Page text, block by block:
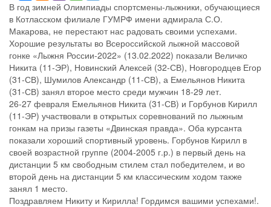
В год зимней Олимпиады спортсмены-лыжники, обучающиеся
в Котласском филиале ГУМРФ имени адмирала С.О.
Макарова, не перестают нас радовать своими успехами.
Хорошие результаты во Всероссийской лыжной массовой
гонке «Лыжня России-2022» (13.02.2022) показали Величко
Никита (11-ЭР), Новинский Алексей (32-СВ), Новгородцев Егор
(31-СВ), Шумилов Александр (11-СВ), а Емельянов Никита
(31-СВ) занял второе место среди мужчин 18-29 лет.
26-27 февраля Емельянов Никита (31-СВ) и Горбунов Кирилл
(11-ЭР) участвовали в открытых соревнований по лыжным
гонкам на призы газеты «Двинская правда». Оба курсанта
показали хороший спортивный уровень. Горбунов Кирилл в
своей возрастной группе (2004-2005 г.р.) в первый день на
дистанции 5 км свободным стилем стал победителем, и во
второй день на дистанции 5 км классическим ходом также
занял 1 место.
Поздравляем Никиту и Кирилла! Гордимся вашими успехами!.